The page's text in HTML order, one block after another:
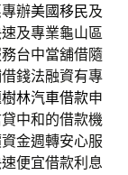
辦美國移民及
及專業龜山區
台中當舖借隨
錢法融資有專
樹林汽車借款申
中和的借款機
金週轉安心服
便宜借款利息